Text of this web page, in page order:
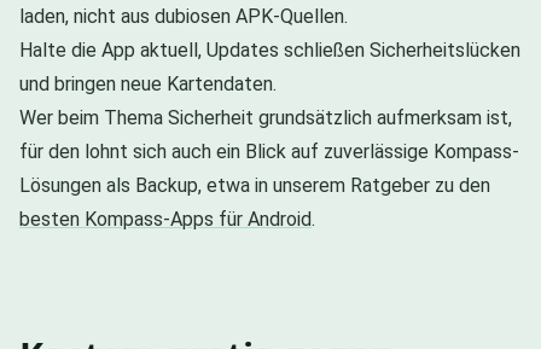
laden, nicht aus dubiosen APK-Quellen.
Halte die App aktuell, Updates schließen Sicherheitslücken
und bringen neue Kartendaten.
Wer beim Thema Sicherheit grundsätzlich aufmerksam ist,
für den lohnt sich auch ein Blick auf zuverlässige Kompass-
Lösungen als Backup, etwa in unserem Ratgeber zu den
besten Kompass-Apps für Android.